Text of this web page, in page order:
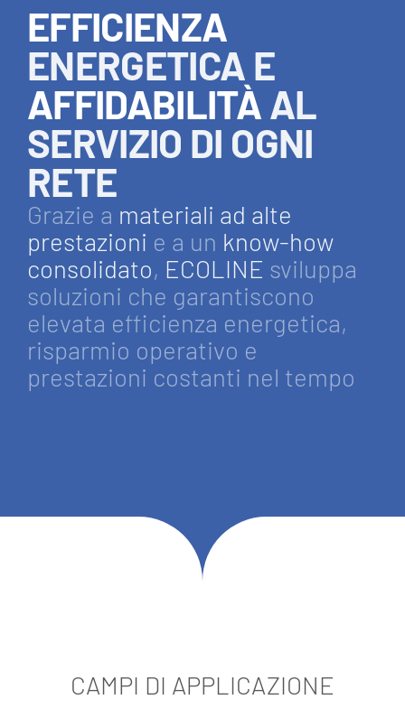
EFFICIENZA
ENERGETICA E
AFFIDABILITÀ AL
SERVIZIO DI OGNI
RETE
Grazie a materiali ad alte
prestazioni e a un know-how
consolidato, ECOLINE sviluppa
soluzioni che garantiscono
elevata efficienza energetica,
risparmio operativo e
prestazioni costanti nel tempo
CAMPI DI APPLICAZIONE